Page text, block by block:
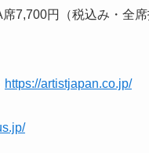
席7,700円（税込み・全
https://artistjapan.co.jp/